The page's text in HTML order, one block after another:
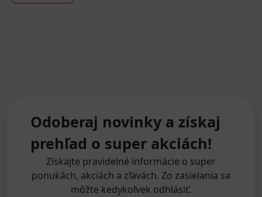
Odoberaj novinky a získaj
prehľad o super akciách!
Získajte pravidelné informácie o super
ponukách, akciách a zľavách. Zo zasielania sa
môžte kedykoľvek odhlásiť.